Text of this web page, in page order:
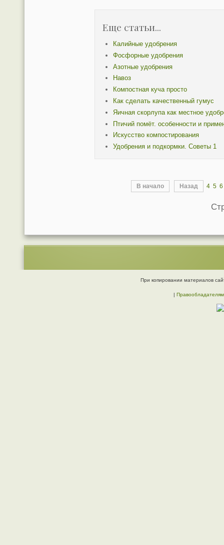
Еще статьи...
Калийные удобрения
Фосфорные удобрения
Азотные удобрения
Навоз
Компостная куча просто
Как сделать качественный гумус
Яичная скорлупа как местное
Птичий помёт. особенности и
Искусство компостирования
Удобрения и подкормки. Советы 1
В начало Назад 4 5 6
При копировании материалов
| Правообладателям